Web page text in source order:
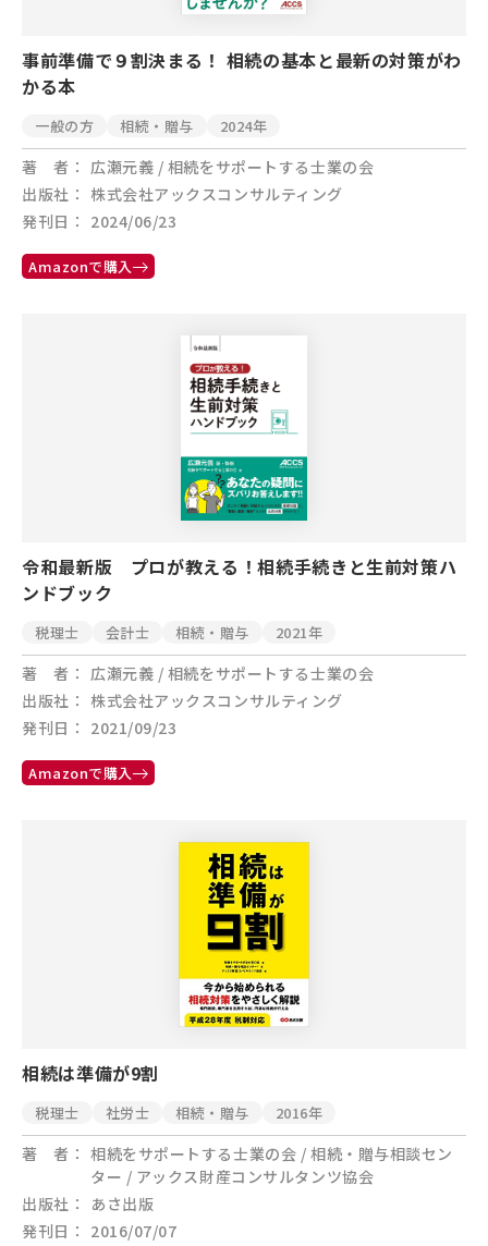
事前準備で９割決まる！ 相続の基本と最新の対策がわ
かる本
一般の方 相続・贈与 2024年
著 者
広瀬元義 / 相続をサポートする士業の会
出版社
株式会社アックスコンサルティング
発刊日
2024/06/23
Amazonで購入
令和最新版 プロが教える！相続手続きと生前対策ハ
ンドブック
税理士 会計士 相続・贈与 2021年
著 者
広瀬元義 / 相続をサポートする士業の会
出版社
株式会社アックスコンサルティング
発刊日
2021/09/23
Amazonで購入
相続は準備が9割
税理士 社労士 相続・贈与 2016年
著 者
相続をサポートする士業の会 / 相続・贈与相談セン
ター / アックス財産コンサルタンツ協会
出版社
あさ出版
発刊日
2016/07/07